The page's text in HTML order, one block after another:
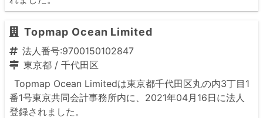
Topmap Ocean Limited
法人番号:9700150102847
東京都 / 千代田区
Topmap Ocean Limitedは東京都千代田区丸の内3丁目1
番1号東京共同会計事務所内に、2021年04月16日に法人
登録されました。